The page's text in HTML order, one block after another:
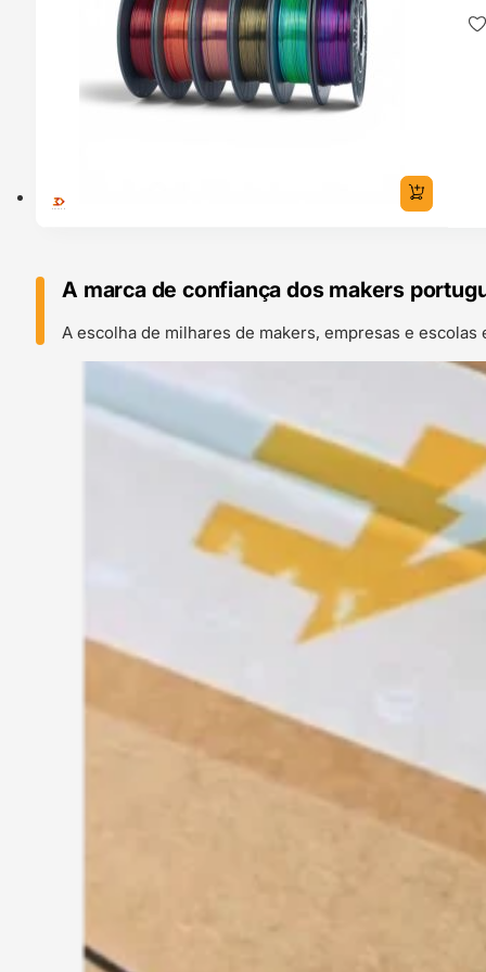
A marca de confiança dos makers
A escolha de milhares de makers, empresas e escolas